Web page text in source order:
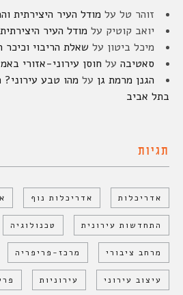
זוהר טל על מודל העיר היצירתית
יואב קוטיק על מודל העיר
מיכל ביטון על שאלת הריבוי
סאטיבה על חוסן עירוני-אזורי
הגנן מרמת גן על מהו טבע
בתל אביב
תגיות
אדריכלות אדריכלות נוף
התחדשות עירונית טכנולוגיה
מרחב ציבורי מרכז-פריפריה
עיצוב עירוני עירוניות